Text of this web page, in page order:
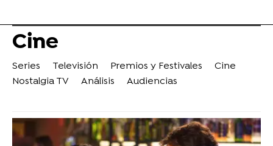
Cine
Series Televisión Premios y Festivales
Cine
Nostalgia TV
Análisis Audiencias